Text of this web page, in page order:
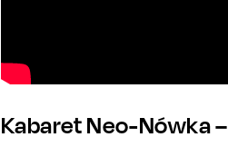
Kabaret Neo-Nówka –